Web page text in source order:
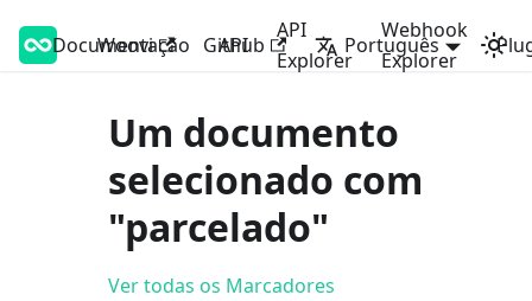
Woovi Developers
Documentação API
API
Explorer
Webhook
Explorer
Woovi Github Português
Um documento
selecionado com
"parcelado"
Ver todas os Marcadores